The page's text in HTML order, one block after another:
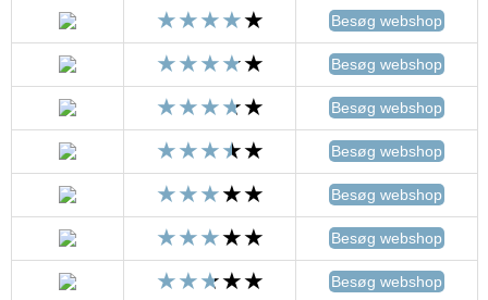
Besøg webshop
Besøg webshop
Besøg webshop
Besøg webshop
Besøg webshop
Besøg webshop
Besøg webshop